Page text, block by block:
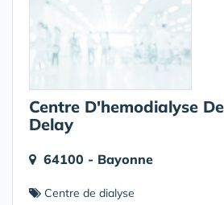
Centre D'hemodialyse
Delay
64100 - Bayonne
Centre de dialyse